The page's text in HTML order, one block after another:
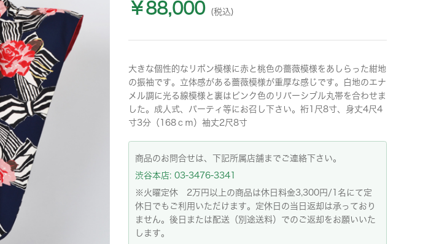
￥88,000 (税込)
大きな個性的なリボン模様に赤と桃色の薔薇模様をあしらった紺地
の振袖です。立体感がある薔薇模様が重厚な感じです。白地のエナ
メル調に光る線模様と裏はピンク色のリバーシブル丸帯を合わせま
した。成人式、パーティ等にお召し下さい。裄1尺8寸、身丈4尺4
寸3分（168ｃｍ）袖丈2尺8寸
商品のお問合せは、下記所属店舗までご連絡下さい。
渋谷本店: 03-3476-3341
※火曜定休 2万円以上の商品は休日料金3,300円/1名にて定
休日でもご利用いただけます。定休日の当日返却は承っており
ません。後日または配送（別途送料）でのご返却をお願いいた
します。